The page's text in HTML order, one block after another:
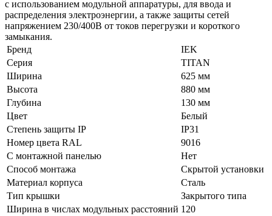
с использованием модульной аппаратуры, для ввода и
распределения электроэнергии, а также защиты сетей
напряжением 230/400В от токов перегрузки и короткого
замыкания.
Бренд
IEK
Серия
TITAN
Ширина
625 мм
Высота
880 мм
Глубина
130 мм
Цвет
Белый
Степень защиты IP
IP31
Номер цвета RAL
9016
С монтажной панелью
Нет
Способ монтажа
Скрытой установки
Материал корпуса
Сталь
Тип крышки
Закрытого типа
Ширина в числах модульных расстояний 120